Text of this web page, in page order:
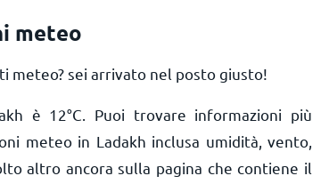
meteo
meteo? sei arrivato nel posto giusto!
è 12°C . Puoi trovare informazioni più
meteo in Ladakh inclusa umidità, vento,
altro ancora sulla pagina che contiene il